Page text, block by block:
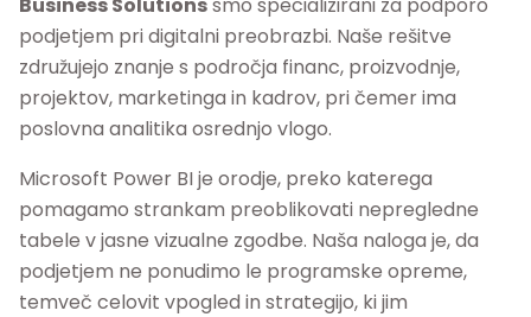
podjetjem pri digitalni preobrazbi. Naše rešitve
združujejo znanje s področja financ, proizvodnje,
projektov, marketinga in kadrov, pri čemer ima
poslovna analitika osrednjo vlogo.
Microsoft Power BI je orodje, preko katerega
pomagamo strankam preoblikovati nepregledne
tabele v jasne vizualne zgodbe. Naša naloga je, da
podjetjem ne ponudimo le programske opreme,
temveč celovit vpogled in strategijo, ki jim